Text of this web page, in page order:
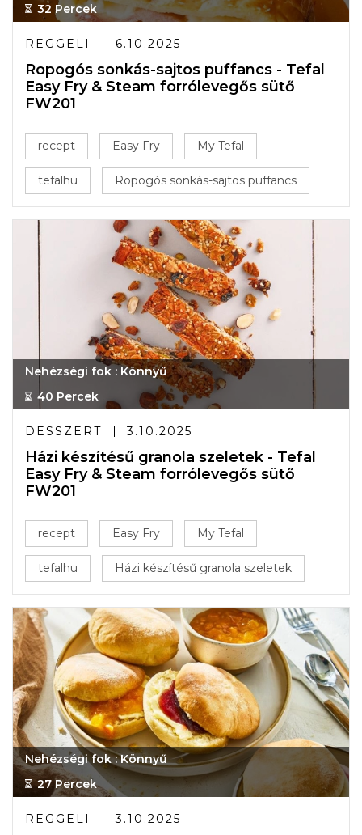
32 Percek
REGGELI 6.10.2025
Ropogós sonkás-sajtos puffancs - Tefal
Easy Fry & Steam forrólevegős sütő
FW201
recept Easy Fry My Tefal
tefalhu Ropogós sonkás-sajtos puffancs
Nehézségi fok : Könnyű
40 Percek
DESSZERT 3.10.2025
Házi készítésű granola szeletek - Tefal
Easy Fry & Steam forrólevegős sütő
FW201
recept Easy Fry My Tefal
tefalhu Házi készítésű granola szeletek
Nehézségi fok : Könnyű
27 Percek
REGGELI 3.10.2025